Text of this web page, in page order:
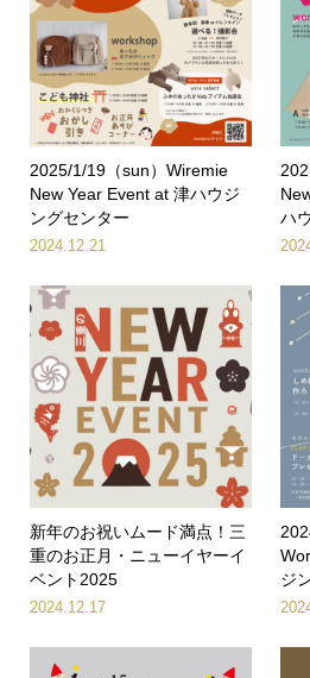
2025/1/19（sun）Wiremie
New Year Event at 津ハウジ
ングセンター
2024.12.21
ハ
新年のお祝いムード満点！三
重のお正月・ニューイヤーイ
ベント2025
2024.12.17
ジ